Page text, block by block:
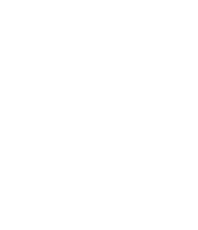
espoir et appréhension